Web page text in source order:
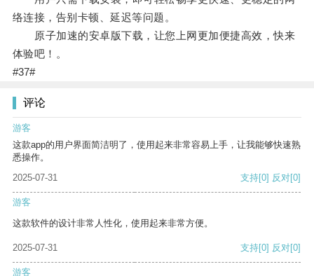
络连接，告别卡顿、延迟等问题。
原子加速的安卓版下载，让您上网更加便捷高效，快来
体验吧！。
#37#
评论
游客
这款app的用户界面简洁明了，使用起来非常容易上手，让我能够快速熟
悉操作。
2025-07-31
支持[0] 反对[0]
游客
这款软件的设计非常人性化，使用起来非常方便。
2025-07-31 支持[0] 反对[0]
游客